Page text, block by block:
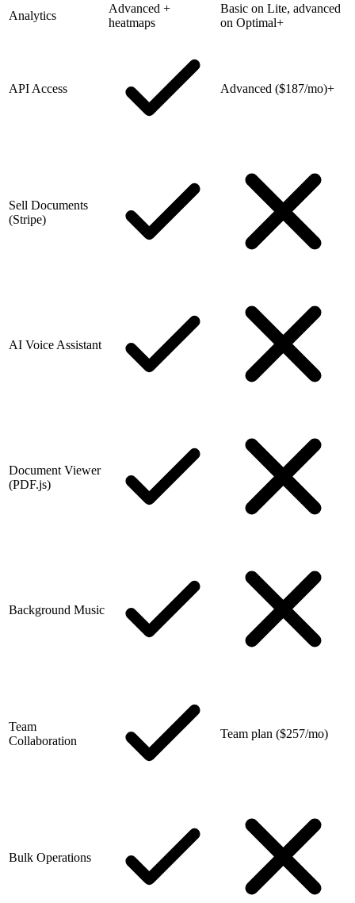
Analytics
Advanced +
heatmaps
Basic on Lite, advanced
on Optimal+
API Access Advanced ($187/mo)+
Sell Documents
(Stripe)
AI Voice Assistant
Document Viewer
(PDF.js)
Background Music
Team
Collaboration
Team plan ($257/mo)
Bulk Operations